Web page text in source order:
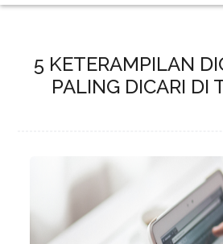
5 KETERAMPILAN
PALING DICARI DI